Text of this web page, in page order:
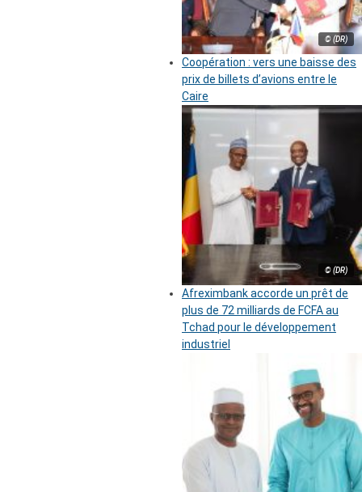
© (DR)
Coopération : vers une baisse des
prix de billets d’avions entre le
Caire
© (DR)
Afreximbank accorde un prêt de
plus de 72 milliards de FCFA au
Tchad pour le développement
industriel